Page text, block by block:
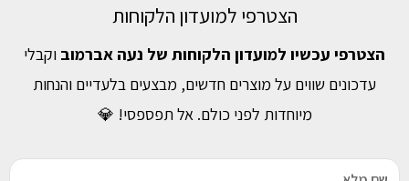
הצטרפי למועדון הלקוחות
הצטרפי עכשיו למועדון הלקוחות של נעה אברמוב וקבלי
עדכונים שווים על מוצרים חדשים, מבצעים בלעדיים והנחות
מיוחדות לפני כולם. אל תפספסי! 💎